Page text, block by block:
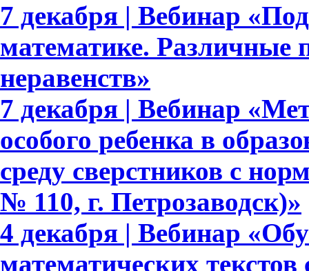
7 декабря | Вебинар
математике. Различные
неравенств»
7 декабря | Вебинар
особого ребенка в
среду сверстников с
№ 110, г. Петрозаводск)»
4 декабря | Вебинар
математических